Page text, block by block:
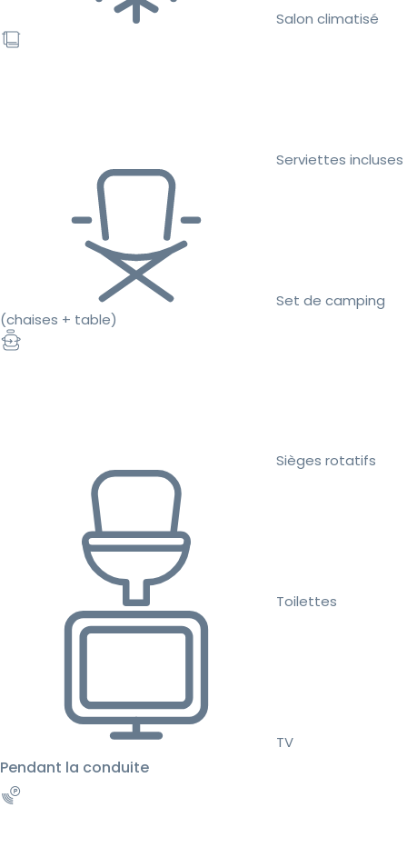
Salon climatisé
Serviettes incluses
Set de camping
(chaises + table)
Sièges rotatifs
Toilettes
TV
Pendant la conduite